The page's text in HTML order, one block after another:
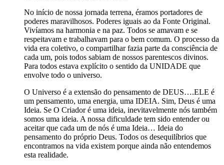
No início de nossa jornada terrena, éramos portadores de
poderes maravilhosos. Poderes iguais ao da Fonte Original.
Vivíamos na harmonia e na paz. Todos se amavam e se
respeitavam e trabalhavam para o bem comum. O processo da
vida era coletivo, o compartilhar fazia parte da consciência de
cada um, pois todos sabiam de nossos parentescos divinos.
Para todos estava explícito o sentido da UNIDADE que
envolve todo o universo.
O Universo é a extensão do pensamento de DEUS….ELE é
um pensamento, uma energia, uma IDEIA. Sim, Deus é uma
Ideia. Se O Criador é uma ideia, inevitavelmente nós também
somos uma ideia. A nossa dificuldade tem sido entender ou
aceitar que cada um de nós é uma Ideia… Ideia do
pensamento do próprio Deus. Todos os desequilíbrios que
encontramos na vida existem porque ainda não entendemos
esta realidade.